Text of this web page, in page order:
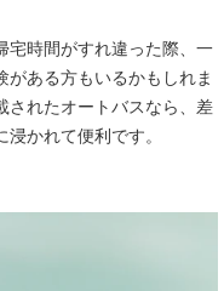
宅時間がすれ違った際、一
がある方もいるかもしれま
されたオートバスなら、差
かれて便利です。